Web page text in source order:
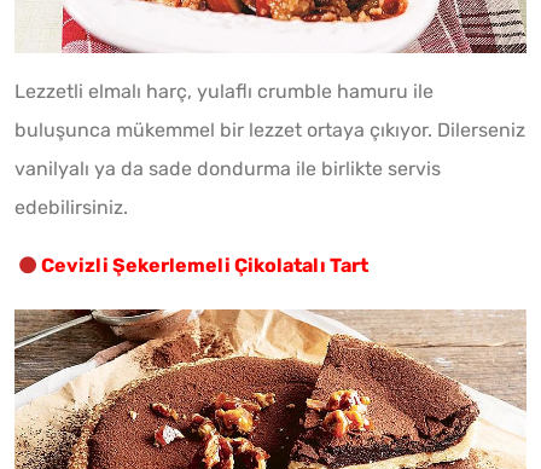
Lezzetli elmalı harç, yulaflı crumble hamuru ile
buluşunca mükemmel bir lezzet ortaya çıkıyor. Dilerseniz
vanilyalı ya da sade dondurma ile birlikte servis
edebilirsiniz.
Cevizli Şekerlemeli Çikolatalı Tart